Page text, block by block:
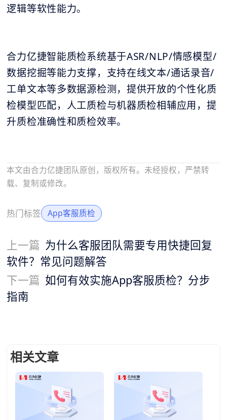
逻辑等软性能力。
合力亿捷智能质检系统基于ASR/NLP/情感模型/
数据挖掘等能力支撑，支持在线文本/通话录音/
工单文本等多数据源检测，提供开放的个性化质
检模型匹配，人工质检与机器质检相辅应用，提
升质检准确性和质检效率。
本文由合力亿捷团队原创，版权所有。未经授权，严禁转
载、复制或修改。
热门标签 App客服质检
上一篇 为什么客服团队需要专用快捷回复
软件？常见问题解答
下一篇 如何有效实施App客服质检？分步
指南
相关文章